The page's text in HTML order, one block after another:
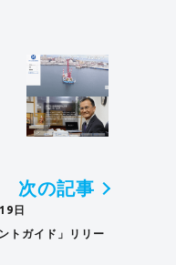
次の記事
日
トガイド」リリー